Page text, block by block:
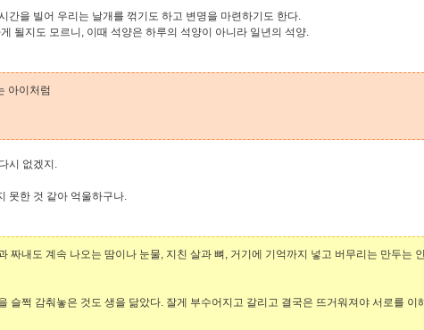
간을 빌어 우리는 날개를 꺾기도 하고 변명을 마련하기도 한다.
될지도 모르니, 이때 석양은 하루의 석양이 아니라 일년의 석양.
아이처럼
시 없겠지.
못한 것 같아 억울하구나.
짜내도 계속 나오는 땀이나 눈물, 지친 살과 뼈, 거기에 기억까지 넣고 버무리는 만두는
슬쩍 감춰놓은 것도 생을 닮았다. 잘게 부수어지고 갈리고 결국은 뜨거워져야 서로를 이